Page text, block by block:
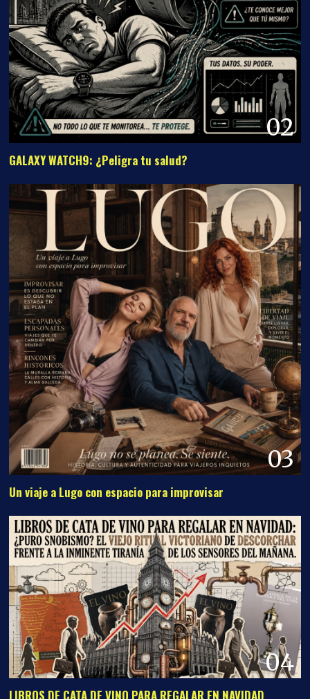
02
GALAXY WATCH9: ¿Peligra tu salud?
03
Un viaje a Lugo con espacio para improvisar
04
LIBROS DE CATA DE VINO PARA REGALAR EN NAVIDAD